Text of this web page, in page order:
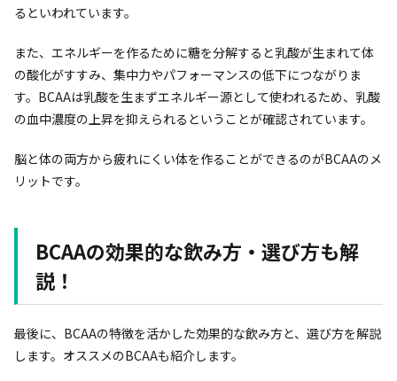
るといわれています。
また、エネルギーを作るために糖を分解すると乳酸が生まれて体
の酸化がすすみ、集中力やパフォーマンスの低下につながりま
す。BCAAは乳酸を生まずエネルギー源として使われるため、乳酸
の血中濃度の上昇を抑えられるということが確認されています。
脳と体の両方から疲れにくい体を作ることができるのがBCAAのメ
リットです。
BCAAの効果的な飲み方・選び方も解
説！
最後に、BCAAの特徴を活かした効果的な飲み方と、選び方を解説
します。オススメのBCAAも紹介します。